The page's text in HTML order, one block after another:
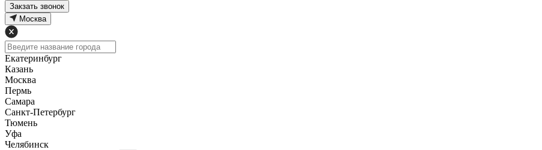
Закзать звонок
Москва
Екатеринбург
Казань
Москва
Пермь
Самара
Санкт-Петербург
Тюмень
Уфа
Челябинск